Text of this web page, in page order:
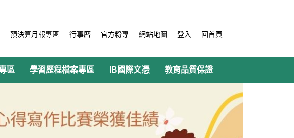
預決算月報專區 行事曆 官方粉專 網站地圖 登入 回首頁
區 學習歷程檔案專區 IB國際文憑 教育品質保證